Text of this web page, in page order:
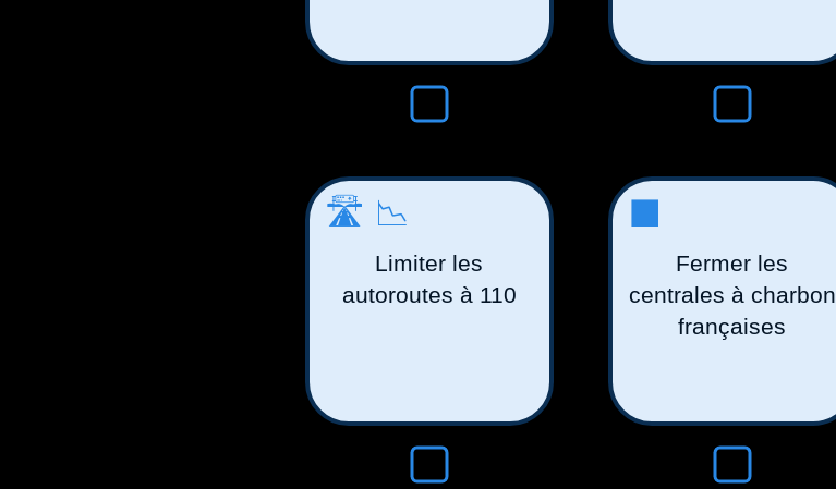
🛣️📉
Limiter les
autoroutes à 110
⬛️
Fermer les
centrales à charbon
françaises